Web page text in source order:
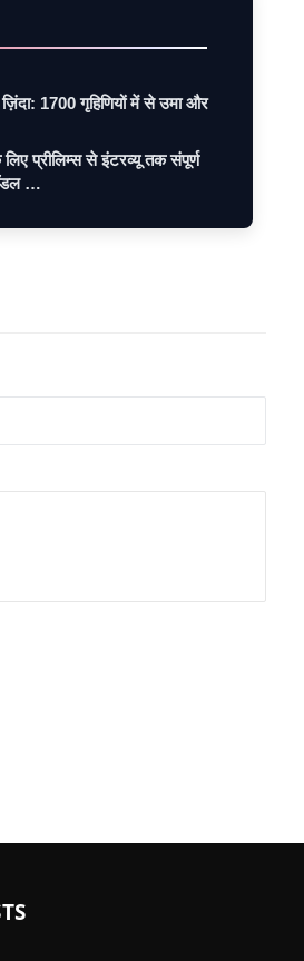
1700 गृहिणियों में से उमा और
प्रीलिम्स से इंटरव्यू तक संपूर्ण
…